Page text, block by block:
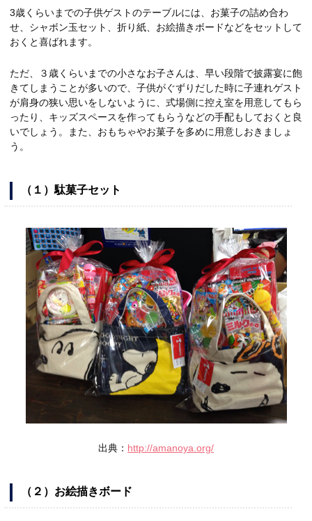
3歳くらいまでの子供ゲストのテーブルには、お菓子の詰め合わ
せ、シャボン玉セット、折り紙、お絵描きボードなどをセットして
おくと喜ばれます。
ただ、３歳くらいまでの小さなお子さんは、早い段階で披露宴に飽
きてしまうことが多いので、子供がぐずりだした時に子連れゲスト
が肩身の狭い思いをしないように、式場側に控え室を用意してもら
ったり、キッズスペースを作ってもらうなどの手配もしておくと良
いでしょう。また、おもちゃやお菓子を多めに用意しおきましょ
う。
（１）駄菓子セット
出典： http://amanoya.org/
（２）お絵描きボード